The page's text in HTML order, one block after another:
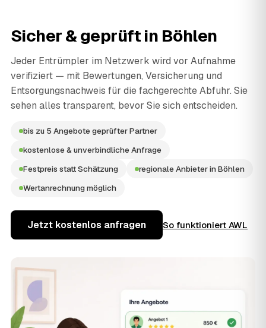
Sicher & geprüft in Böhlen
Jeder Entrümpler im Netzwerk wird vor Aufnahme
verifiziert — mit Bewertungen, Versicherung und
Entsorgungsnachweis für die fachgerechte Abfuhr. Sie
sehen alles transparent, bevor Sie sich entscheiden.
bis zu 5 Angebote geprüfter Partner
kostenlose & unverbindliche Anfrage
Festpreis statt Schätzung
regionale Anbieter in Böhlen
Wertanrechnung möglich
Jetzt kostenlos anfragen So funktioniert AWL